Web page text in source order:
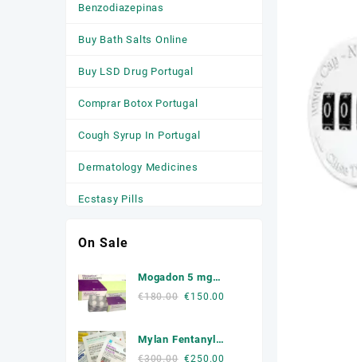
Benzodiazepinas
Buy Bath Salts Online
Buy LSD Drug Portugal
Comprar Botox Portugal
Cough Syrup In Portugal
Dermatology Medicines
Ecstasy Pills
Anticonvulsivantes
Medicamentos para a Ansiedade
Medicamentos Para Dormir
On Sale
Mogadon 5 mg
Online Portugal
€180.00 Original
€180.00.
€150.00
Mylan Fentanyl
Patche
€300.00 Original
€250.00